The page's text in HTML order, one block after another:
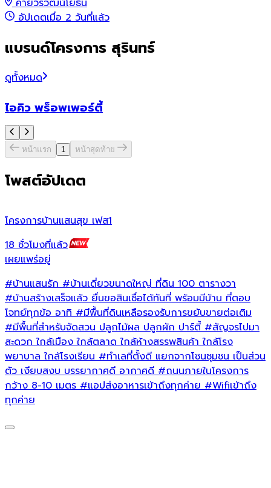
อัปเดตเมื่อ 2 วันที่แล้ว
แบรนด์โครงการ สุรินทร์
ดูทั้งหมด
ไอคิว พร็อพเพอร์ตี้
หน้าแรก 1 หน้าสุดท้าย
โพสต์อัปเดต
โครงการบ้านแสนสุข เฟส1
18 ชั่วโมงที่แล้ว
เผยแพร่อยู่
#บ้านแสนรัก #บ้านเดี่ยวขนาดใหญ่ ที่ดิน 100 ตารางวา
#บ้านสร้างเสร็จแล้ว ยื่นขอสินเชื่อได้ทันที่ พร้อมมีบ้าน ที่ตอบ
โจทย์ทุกข้อ อาทิ #มีพื้นที่ดินเหลือรองรับการขยับขายต่อเติม
#มีพื้นที่สำหรับจัดสวน ปลูกไม้ผล ปลูกผัก ปาร์ตี้ #สัญจรไปมา
สะดวก ใกล้เมือง ใกล้ตลาด ใกล้ห้างสรรพสินค้า ใกล้โรง
พยาบาล ใกล้โรงเรียน #ทำเลที่ตั้งดี แยกจากโซนชุมชน เป็นส่วน
ตัว เงียบสงบ บรรยากาศดี อากาศดี #ถนนภายในโครงการ
กว้าง 8-10 เมตร #แอปส่งอาหารเข้าถึงทุกค่าย #Wifiเข้าถึง
ทุกค่าย